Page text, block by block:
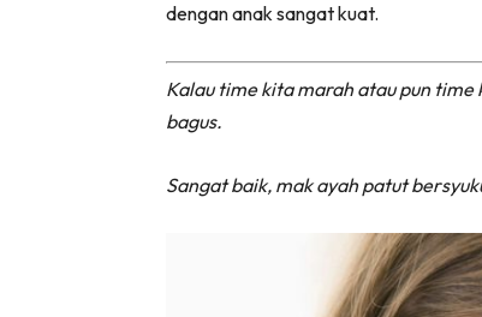
dengan anak sangat kuat.
Kalau time kita marah atau pun
bagus.
Sangat baik, mak ayah patut